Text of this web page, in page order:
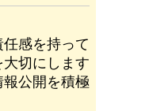
任感を持って
切にします
報公開を積極